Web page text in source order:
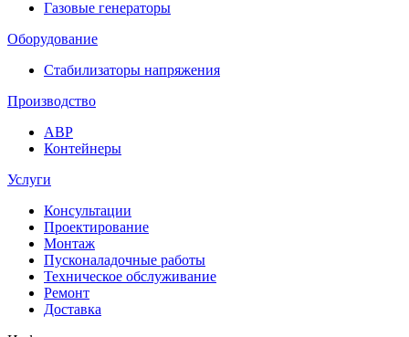
Газовые генераторы
Оборудование
Стабилизаторы напряжения
Производство
АВР
Контейнеры
Услуги
Консультации
Проектирование
Монтаж
Пусконаладочные работы
Техническое обслуживание
Ремонт
Доставка